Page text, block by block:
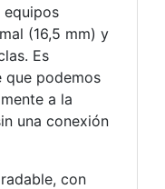
(16,5 mm) y
Es
que podemos
a la
una conexión
con